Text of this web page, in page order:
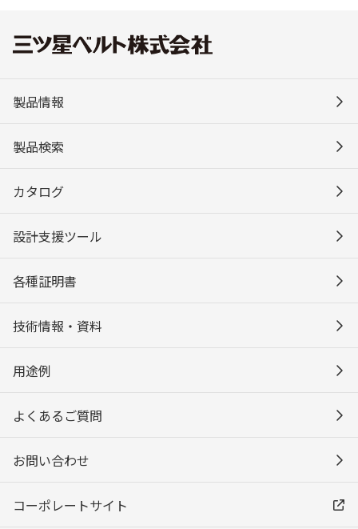
製品情報
製品検索
カタログ
設計支援ツール
各種証明書
技術情報・資料
用途例
よくあるご質問
お問い合わせ
コーポレートサイト